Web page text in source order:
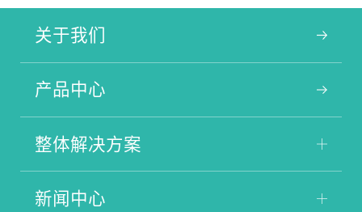
关于我们
产品中心
整体解决方案
新闻中心